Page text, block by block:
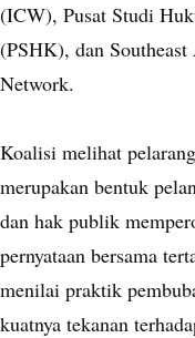
(ICW), Pusat Studi
(PSHK), dan
Network.
Koalisi melihat
merupakan bentuk
dan hak publik
pernyataan bersama
menilai praktik
kuatnya tekanan